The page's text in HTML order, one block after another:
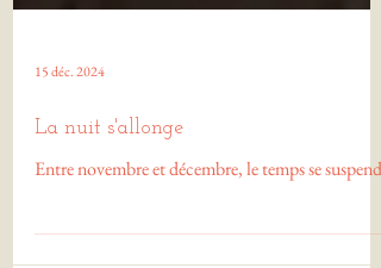
15 déc. 2024
Entre novembre et décembre, le temps se suspend.